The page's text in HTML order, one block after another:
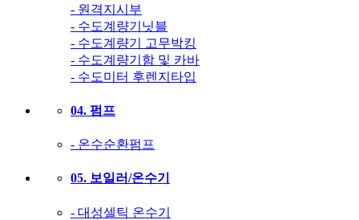
- 원격지시부
- 수도계량기닛블
- 수도계량기 고무박킹
- 수도계량기함 및 카바
- 수도미터 후렌지타입
04. 펌프
- 온수순환펌프
05. 보일러/온수기
- 대성셀틱 온수기